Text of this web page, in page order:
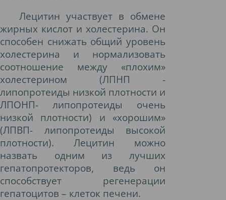
Лецитин участвует в обмене
жирных кислот и холестерина. Он
способен снижать общий уровень
холестерина и нормализовать
соотношение между «плохим»
холестерином (ЛПНП -
липопротеиды низкой плотности и
ЛПОНП- липопротеиды очень
низкой плотности) и «хорошим»
(ЛПВП- липопротеиды высокой
плотности). Лецитин можно
назвать одним из лучших
гепатопротекторов, ведь он
способствует регенерации
гепатоцитов – клеток печени.